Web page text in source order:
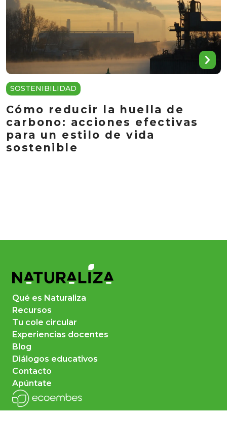
SOSTENIBILIDAD
Cómo reducir la huella de
carbono: acciones efectivas
para un estilo de vida
sostenible
Qué es Naturaliza
Recursos
Tu cole circular
Experiencias docentes
Blog
Diálogos educativos
Contacto
Apúntate